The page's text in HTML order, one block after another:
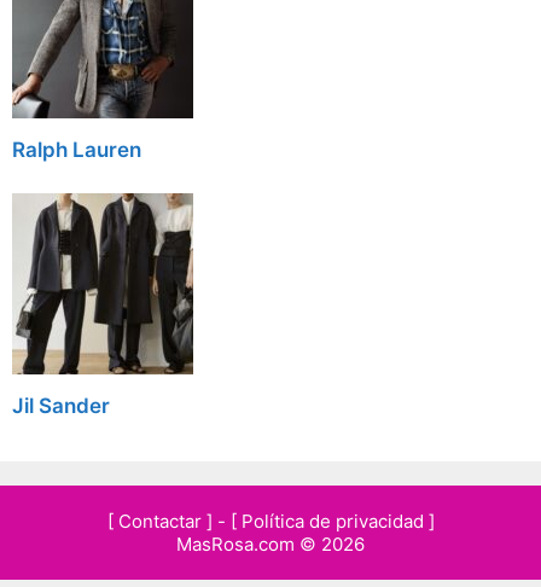
Ralph Lauren
Jil Sander
[ Contactar ] - [ Política de privacidad ]
MasRosa.com © 2026